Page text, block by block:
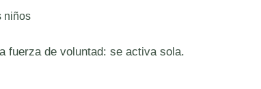
niños
fuerza de voluntad: se activa sola.